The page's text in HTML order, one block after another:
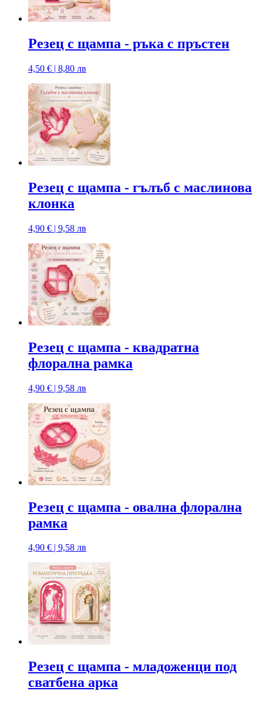
Резец с щампa - ръка с пръстен
4,50 € | 8,80 лв
Резец с щампa - гълъб с маслинова
клонка
4,90 € | 9,58 лв
Резец с щампa - квадратна
флорална рамка
4,90 € | 9,58 лв
Резец с щампa - овална флорална
рамка
4,90 € | 9,58 лв
Резец с щампa - младоженци под
сватбена арка